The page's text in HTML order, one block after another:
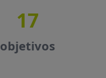
17
objetivos